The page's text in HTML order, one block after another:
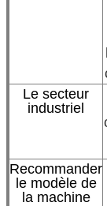
Le secteur
industriel
Recommander
le modèle de
la machine